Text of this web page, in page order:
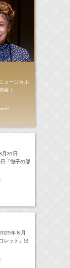
ュージカル
幕！
月31日
日「徹子の部
年８月
レット」出